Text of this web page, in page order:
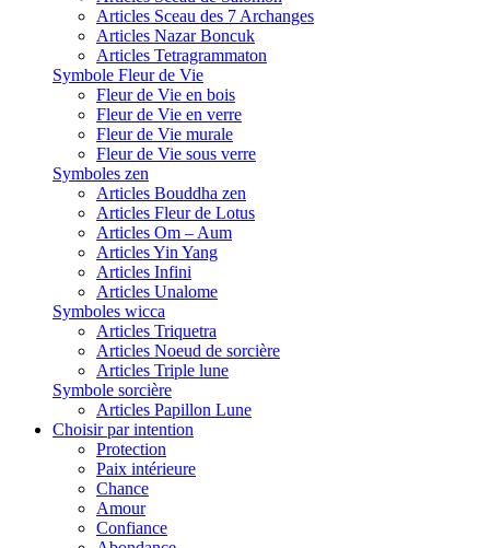
Articles Sceau des 7 Archanges
Articles Nazar Boncuk
Articles Tetragrammaton
Symbole Fleur de Vie
Fleur de Vie en bois
Fleur de Vie en verre
Fleur de Vie murale
Fleur de Vie sous verre
Symboles zen
Articles Bouddha zen
Articles Fleur de Lotus
Articles Om – Aum
Articles Yin Yang
Articles Infini
Articles Unalome
Symboles wicca
Articles Triquetra
Articles Noeud de sorcière
Articles Triple lune
Symbole sorcière
Articles Papillon Lune
Choisir par intention
Protection
Paix intérieure
Chance
Amour
Confiance